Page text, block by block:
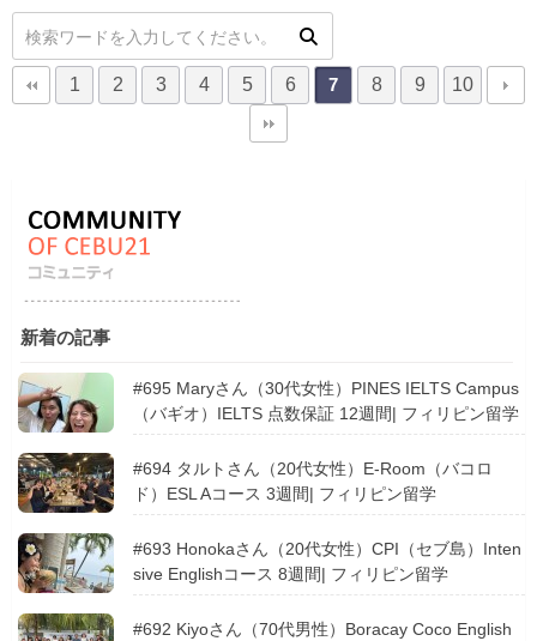
1 2 3 4 5 6 7 8 9 10
新着の記事
#695 Maryさん（30代女性）PINES IELTS Campus
（バギオ）IELTS 点数保証 12週間| フィリピン留学
#694 タルトさん（20代女性）E-Room（バコロ
ド）ESL Aコース 3週間| フィリピン留学
#693 Honokaさん（20代女性）CPI（セブ島）Inten
sive Englishコース 8週間| フィリピン留学
#692 Kiyoさん（70代男性）Boracay Coco English